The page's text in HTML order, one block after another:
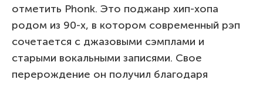
отметить Phonk. Это поджанр хип-хопа
родом из 90-х, в котором современный рэп
сочетается с джазовыми сэмплами и
старыми вокальными записями. Свое
перерождение он получил благодаря